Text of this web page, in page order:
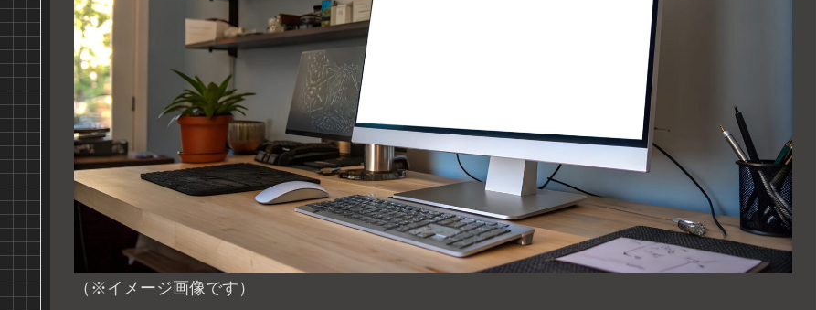
（※イメージ画像です）